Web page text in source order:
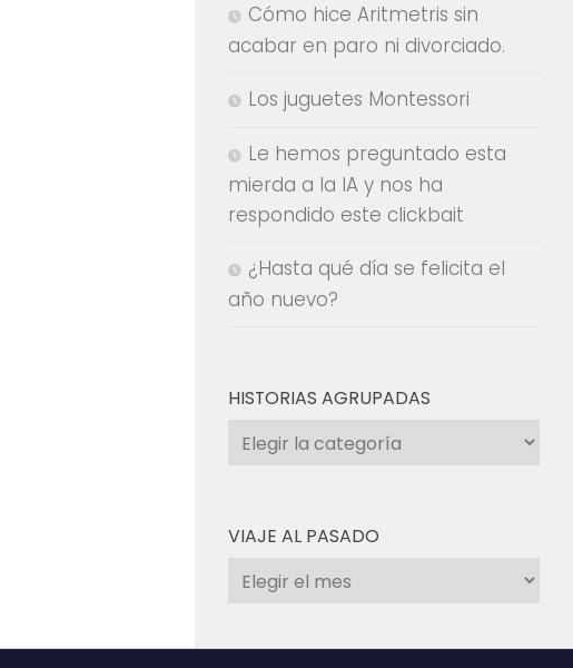
Cómo hice Aritmetris sin
acabar en paro ni divorciado.
Los juguetes Montessori
Le hemos preguntado esta
mierda a la IA y nos ha
respondido este clickbait
¿Hasta qué día se felicita el
año nuevo?
HISTORIAS AGRUPADAS
Historias
agrupadas
VIAJE AL PASADO
Viaje